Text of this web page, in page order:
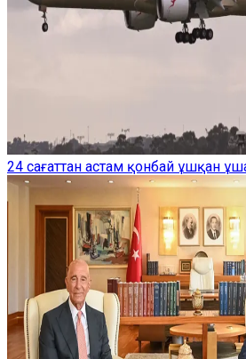
24 сағаттан астам қонбай ұшқан